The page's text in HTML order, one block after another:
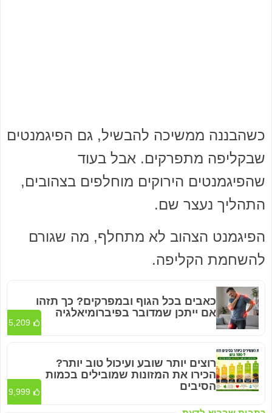
כשהבננה ממשיכה להבשיל, גם הפיגמנטים
שבקליפה מתפרקים. אבל בעוד
שהפיגמנטים הירוקים מוחלפים בצהובים,
התהליך נעצר שם.
הפיגמנט הצהוב לא מתחלף, מה שגורם
להשחמת הקליפה.
כאבים בכל הגוף ובמפרקים? כך תזהו
אם ייתכן שמדובר בפיברומיאלגיה
5,209
רוצים יותר שובע ועיכול טוב יותר?
הכירו את המזונות שמובילים בכמות
הסיבים
9,999